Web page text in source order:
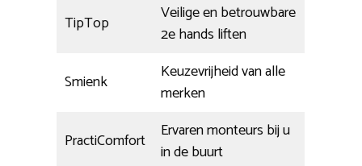
TipTop
Veilige en betrouwbare
2e hands liften
Smienk
Keuzevrijheid van alle
merken
PractiComfort
Ervaren monteurs bij u
in de buurt